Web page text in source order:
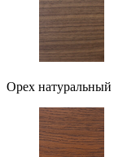
Орех натуральный